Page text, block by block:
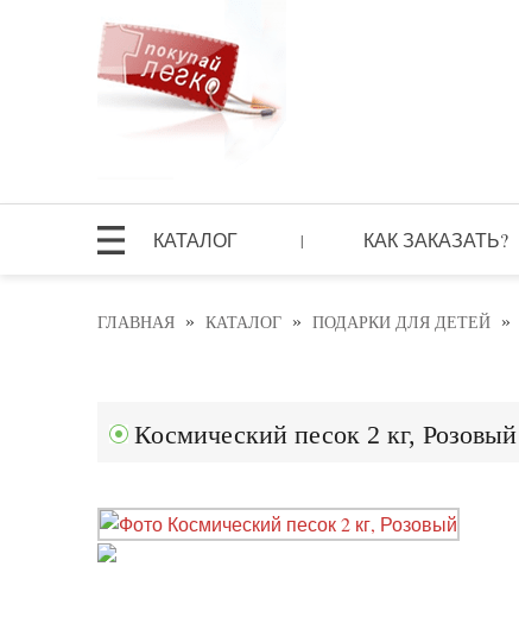
КАТАЛОГ | КАК ЗАКАЗАТЬ?
ГЛАВНАЯ » КАТАЛОГ » ПОДАРКИ ДЛЯ ДЕТЕЙ »
Космический песок 2 кг, Розовый